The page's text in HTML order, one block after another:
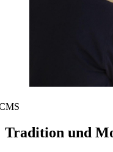
Tradition und